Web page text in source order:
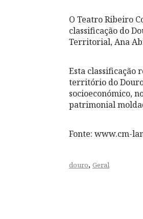
O Teatro Ribeiro
classificação do
Territorial, Ana
Esta classificação
território do
socioeconómico,
patrimonial
Fonte: www.cm-
douro, Geral